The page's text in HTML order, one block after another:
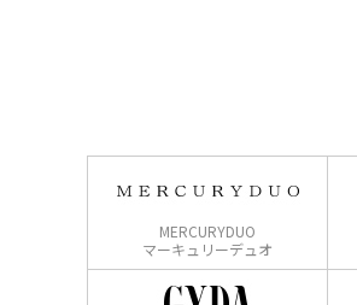
MERCURYDUO
マーキュリーデュオ